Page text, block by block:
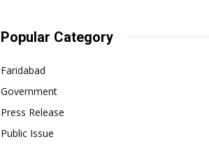
Popular Category
Faridabad
Government
Press Release
Public Issue